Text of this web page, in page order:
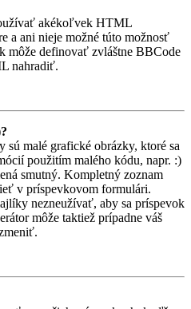
akékoľvek HTML
a ani nieje možné túto možnosť
môže definovať zvláštne BBCode
nahradiť.
sú malé grafické obrázky, ktoré sa
použitím malého kódu, napr. :)
smutný. Kompletný zoznam
v príspevkovom formulári.
nezneužívať, aby sa príspevok
môže taktiež prípadne váš